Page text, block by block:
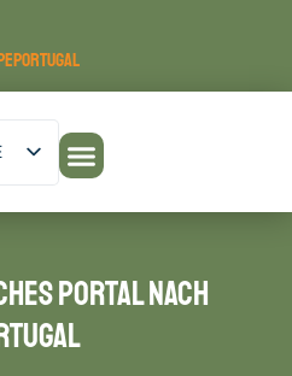
Portal nach